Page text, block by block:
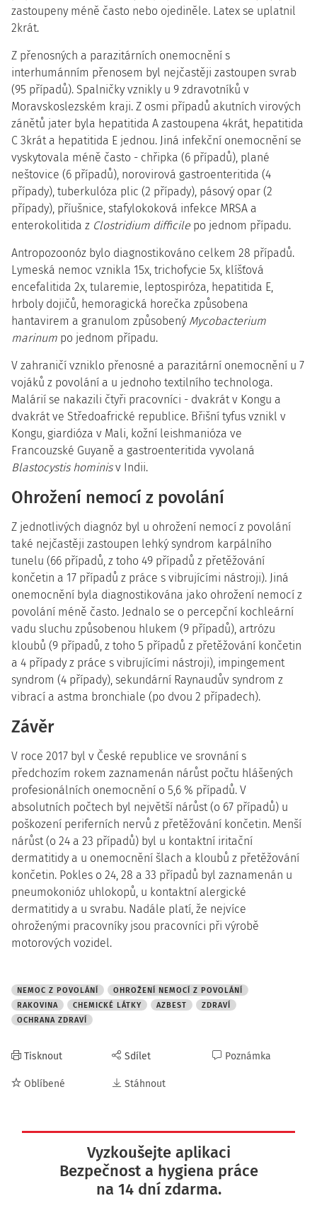
zastoupeny méně často nebo ojediněle. Latex se uplatnil
2krát.
Z přenosných a parazitárních onemocnění s
interhumánním přenosem byl nejčastěji zastoupen svrab
(95 případů). Spalničky vznikly u 9 zdravotníků v
Moravskoslezském kraji. Z osmi případů akutních virových
zánětů jater byla hepatitida A zastoupena 4krát, hepatitida
C 3krát a hepatitida E jednou. Jiná infekční onemocnění se
vyskytovala méně často - chřipka (6 případů), plané
neštovice (6 případů), norovirová gastroenteritida (4
případy), tuberkulóza plic (2 případy), pásový opar (2
případy), příušnice, stafylokoková infekce MRSA a
enterokolitida z Clostridium difficile po jednom případu.
Antropozoonóz bylo diagnostikováno celkem 28 případů.
Lymeská nemoc vznikla 15x, trichofycie 5x, klíšťová
encefalitida 2x, tularemie, leptospiróza, hepatitida E,
hrboly dojičů, hemoragická horečka způsobena
hantavirem a granulom způsobený Mycobacterium
marinum po jednom případu.
V zahraničí vzniklo přenosné a parazitární onemocnění u 7
vojáků z povolání a u jednoho textilního technologa.
Malárií se nakazili čtyři pracovníci - dvakrát v Kongu a
dvakrát ve Středoafrické republice. Břišní tyfus vznikl v
Kongu, giardióza v Mali, kožní leishmanióza ve
Francouzské Guyaně a gastroenteritida vyvolaná
Blastocystis hominisv Indii.
Ohrožení nemocí z povolání
Z jednotlivých diagnóz byl u ohrožení nemocí z povolání
také nejčastěji zastoupen lehký syndrom karpálního
tunelu (66 případů, z toho 49 případů z přetěžování
končetin a 17 případů z práce s vibrujícími nástroji). Jiná
onemocnění byla diagnostikována jako ohrožení nemocí z
povolání méně často. Jednalo se o percepční kochleární
vadu sluchu způsobenou hlukem (9 případů), artrózu
kloubů (9 případů, z toho 5 případů z přetěžování končetin
a 4 případy z práce s vibrujícími nástroji), impingement
syndrom (4 případy), sekundární Raynaudův syndrom z
vibrací a astma bronchiale (po dvou 2 případech).
Závěr
V roce 2017 byl v České republice ve srovnání s
předchozím rokem zaznamenán nárůst počtu hlášených
profesionálních onemocnění o 5,6 % případů. V
absolutních počtech byl největší nárůst (o 67 případů) u
poškození periferních nervů z přetěžování končetin. Menší
nárůst (o 24 a 23 případů) byl u kontaktní iritační
dermatitidy a u onemocnění šlach a kloubů z přetěžování
končetin. Pokles o 24, 28 a 33 případů byl zaznamenán u
pneumokonióz uhlokopů, u kontaktní alergické
dermatitidy a u svrabu. Nadále platí, že nejvíce
ohroženými pracovníky jsou pracovníci při výrobě
motorových vozidel.
NEMOC Z POVOLÁNÍ
OHROŽENÍ NEMOCÍ Z POVOLÁNÍ
RAKOVINA
CHEMICKÉ LÁTKY AZBEST
ZDRAVÍ
OCHRANA ZDRAVÍ
Tisknout
Oblíbené
Sdílet
Stáhnout
Poznámka
Vyzkoušejte aplikaci
Bezpečnost a hygiena práce
na 14 dní zdarma.